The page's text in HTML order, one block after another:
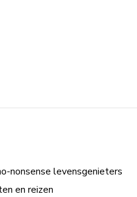
nonsense levensgenieters
en reizen